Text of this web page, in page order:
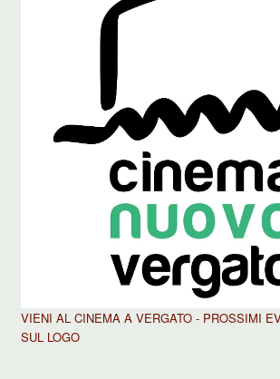
VIENI AL CINEMA A VERGATO - PROSSIMI
SUL LOGO